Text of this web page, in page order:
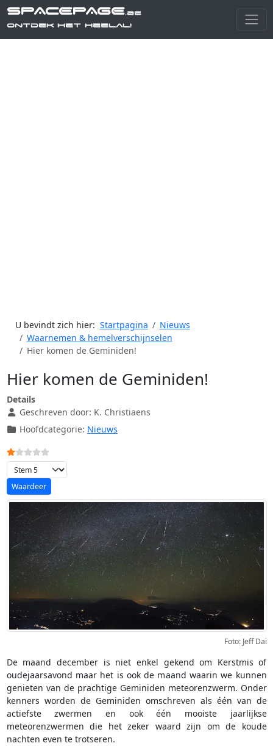
SPACEPAGE.be
Ontdek het heelal!
U bevindt zich hier: Startpagina
Nieuws
Waarnemen & hemelverschijnselen
Hier komen de Geminiden!
Hier komen de Geminiden!
Details
Geschreven door: K. Christiaens
Hoofdcategorie: Nieuws
Gebruikerswaardering:
Voeg waardering toe
Foto: Jeff Dai
De maand december is niet enkel gekend om Kerstmis of
oudejaarsavond maar het is ook de maand waarin we kunnen
genieten van de prachtige Geminiden meteorenzwerm. Onder
kenners worden de Geminiden omschreven als één van de
actiefste zwermen en ook één mooiste jaarlijkse
meteorenzwermen die het zeker waard zijn om de koude
nachten even te trotseren.